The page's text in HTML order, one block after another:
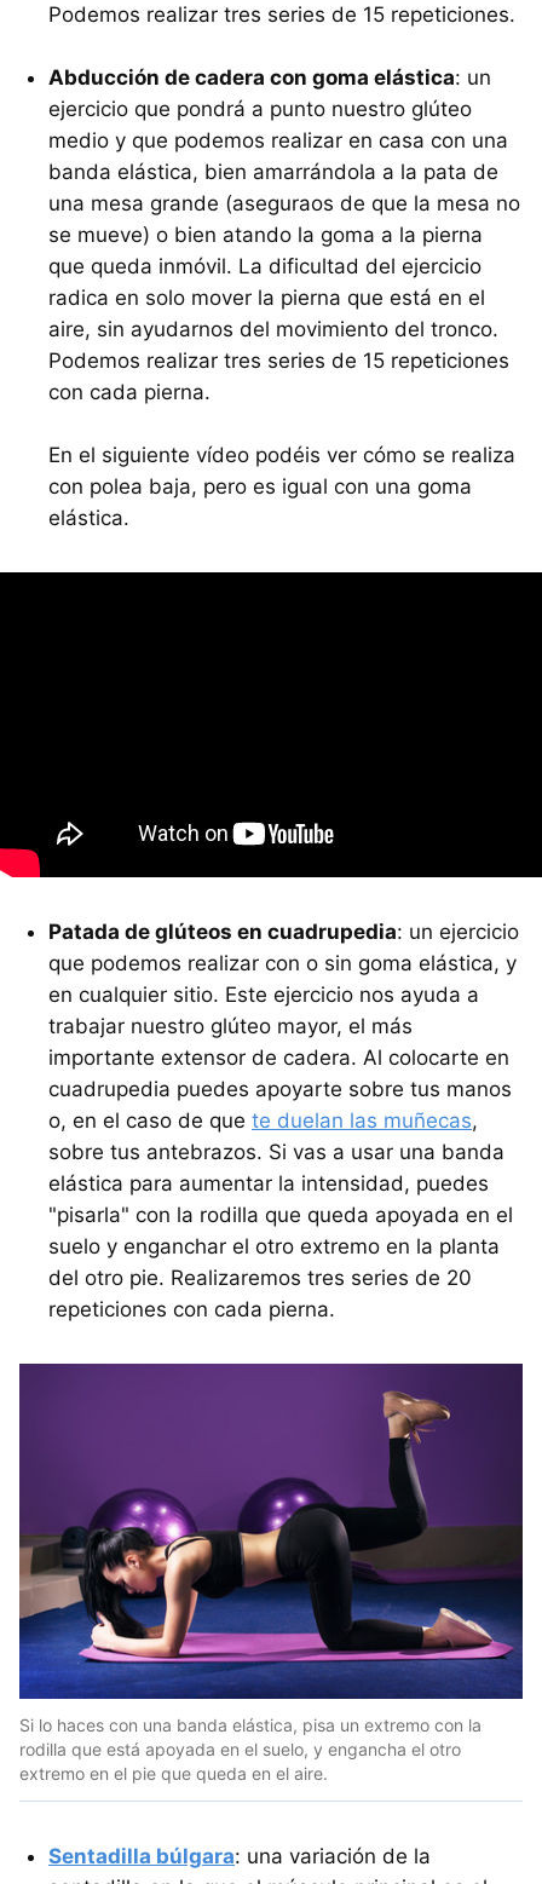
Podemos realizar tres series de 15 repeticiones.
Abducción de cadera con goma elástica: un
ejercicio que pondrá a punto nuestro glúteo
medio y que podemos realizar en casa con una
banda elástica, bien amarrándola a la pata de
una mesa grande (aseguraos de que la mesa no
se mueve) o bien atando la goma a la pierna
que queda inmóvil. La dificultad del ejercicio
radica en solo mover la pierna que está en el
aire, sin ayudarnos del movimiento del tronco.
Podemos realizar tres series de 15 repeticiones
con cada pierna.
En el siguiente vídeo podéis ver cómo se realiza
con polea baja, pero es igual con una goma
elástica.
Patada de glúteos en cuadrupedia: un ejercicio
que podemos realizar con o sin goma elástica, y
en cualquier sitio. Este ejercicio nos ayuda a
trabajar nuestro glúteo mayor, el más
importante extensor de cadera. Al colocarte en
cuadrupedia puedes apoyarte sobre tus manos
o, en el caso de que te duelan las muñecas,
sobre tus antebrazos. Si vas a usar una banda
elástica para aumentar la intensidad, puedes
"pisarla" con la rodilla que queda apoyada en el
suelo y enganchar el otro extremo en la planta
del otro pie. Realizaremos tres series de 20
repeticiones con cada pierna.
Si lo haces con una banda elástica, pisa un extremo con la
rodilla que está apoyada en el suelo, y engancha el otro
extremo en el pie que queda en el aire.
Sentadilla búlgara: una variación de la